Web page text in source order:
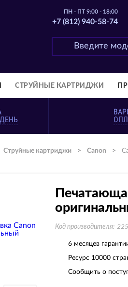
ПН - ПТ 9:00 - 18:00
+7 (812) 940-58-74
СТРУЙНЫЕ КАРТРИДЖИ
Струйные картриджи > Canon >
Код производителя:
6 месяцев
Ресурс 10000
Сообщить о